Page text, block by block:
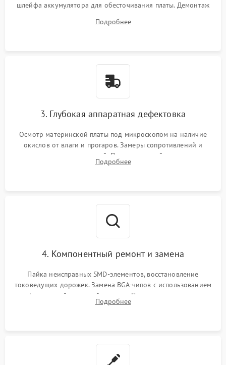
шлейфа аккумулятора для обесточивания платы. Демонтаж
высохшей термопасты с кристаллов чипов.
Подробнее
3. Глубокая аппаратная дефектовка
Осмотр материнской платы под микроскопом на наличие
окислов от влаги и прогаров. Замеры сопротивлений и
дежурных напряжений. Проверка цепей питания,
мультиконтроллера, процессора и видеочипа.
Подробнее
4. Компонентный ремонт и замена
Пайка неисправных SMD-элементов, восстановление
токоведущих дорожек. Замена BGA-чипов с использованием
инфракрасной паяльной станции. Прошивка микросхемы
BIOS или замена поврежденных портов USB
Подробнее